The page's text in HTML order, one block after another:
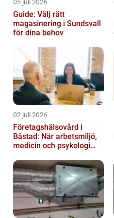
05 juli 2026
Guide: Välj rätt
magasinering i Sundsvall
för dina behov
02 juli 2026
Företagshälsovård i
Båstad: När arbetsmiljö,
medicin och psykologi